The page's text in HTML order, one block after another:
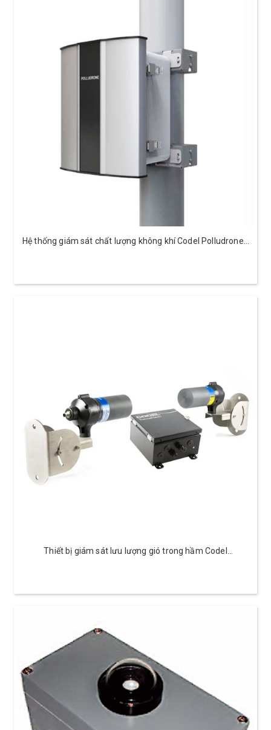
Hệ thống giám sát chất lượng không khí Codel Polludrone -
Thiết bị giám sát lưu lượng gió trong hầm Codel